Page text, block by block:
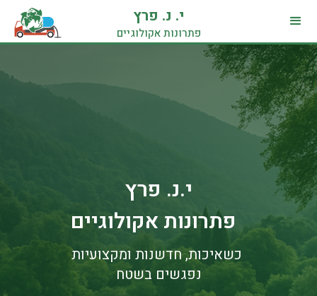
י. נ. פרץ
פתרונות אקולוגיים
י.נ. פרץ
פתרונות אקולוגיים
כשאיכות, חדשנות ומקצועיות
נפגשים בשטח